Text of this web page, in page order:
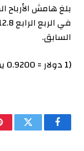
السابق.
(1 دولار = 0.9200 يورو)
فيسبوكتويتر